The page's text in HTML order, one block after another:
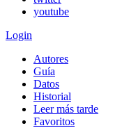
youtube
Login
Autores
Guía
Datos
Historial
Leer más tarde
Favoritos